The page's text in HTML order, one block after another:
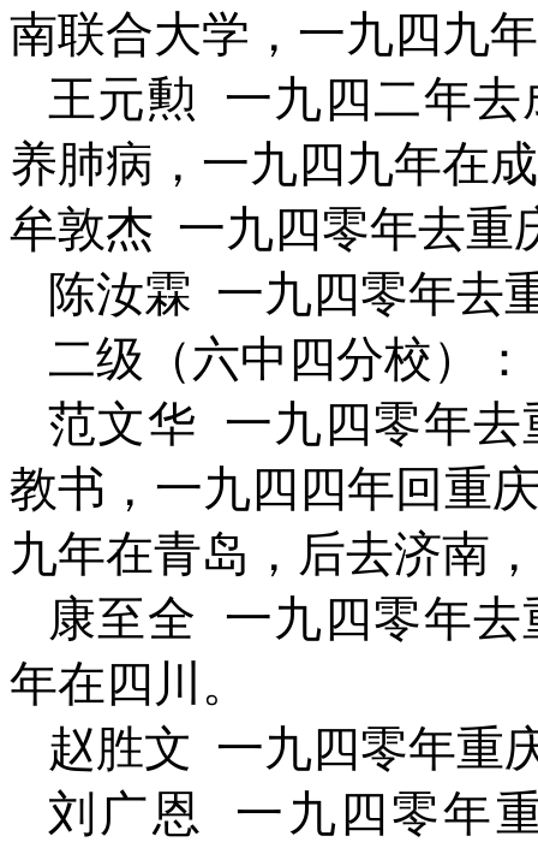
南联合大学，一九四九
王元勲
一九四二年
养肺病，一九四九年在
牟敦杰 一九四零年去重
陈汝霖 一九四零年去
二级（六中四分校）：
范文华 一九四零年
教书，一九四四年回重
九年在青岛，后去济南
康至全
一九四零年
年在四川。
赵胜文 一九四零年重
刘广恩
一九四零年